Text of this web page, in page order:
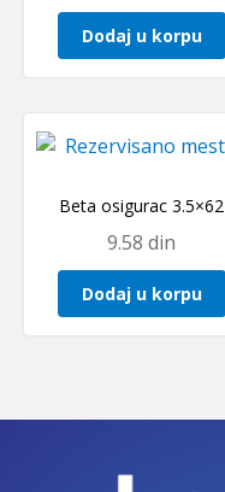
Dodaj u korpu
Beta osigurac 3.5×62
9.58din
Dodaj u korpu